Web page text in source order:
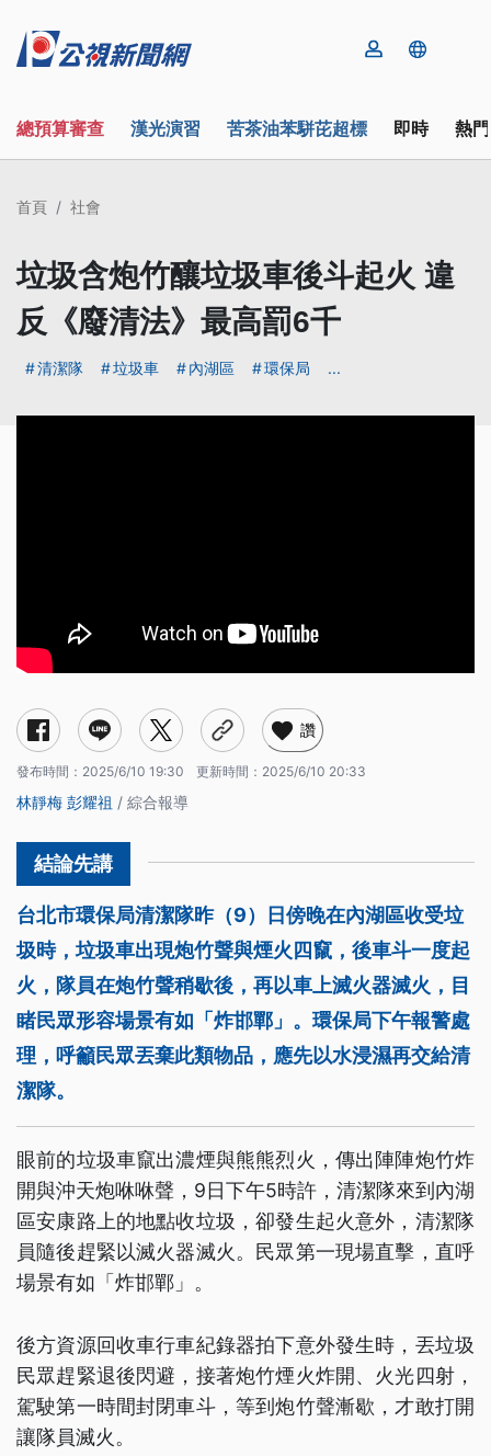
總預算審查 漢光演習 苦茶油苯駢芘超標 即時 熱
首頁 社會
垃圾含炮竹釀垃圾車後斗起火 違
反《廢清法》最高罰6千
清潔隊 垃圾車 內湖區 環保局 ...
讚
發布時間： 2025/6/10 19:30 更新時間： 2025/6/10 20:33
林靜梅 彭耀祖 / 綜合報導
台北市環保局清潔隊昨（9）日傍晚在內湖區收受垃
圾時，垃圾車出現炮竹聲與煙火四竄，後車斗一度起
火，隊員在炮竹聲稍歇後，再以車上滅火器滅火，目
睹民眾形容場景有如「炸邯鄲」。環保局下午報警處
理，呼籲民眾丟棄此類物品，應先以水浸濕再交給清
潔隊。
眼前的垃圾車竄出濃煙與熊熊烈火，傳出陣陣炮竹炸
開與沖天炮咻咻聲，9日下午5時許，清潔隊來到內湖
區安康路上的地點收垃圾，卻發生起火意外，清潔隊
員隨後趕緊以滅火器滅火。民眾第一現場直擊，直呼
場景有如「炸邯鄲」。
後方資源回收車行車紀錄器拍下意外發生時，丟垃圾
民眾趕緊退後閃避，接著炮竹煙火炸開、火光四射，
駕駛第一時間封閉車斗，等到炮竹聲漸歇，才敢打開
讓隊員滅火。